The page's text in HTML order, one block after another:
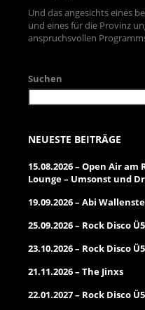
Und das angesichts eines
und eines für die Provinz
anspruchsvollen
Suchen
NEUESTE BEITRÄGE
15.08.2026 – Open Air
Lounge – Umsonst und
19.09.2026 – Abi
25.09.2026 – Rock Disco
23.10.2026 – Rock Disco
21.11.2026 – The Jinxs
22.01.2027 – Rock Disco